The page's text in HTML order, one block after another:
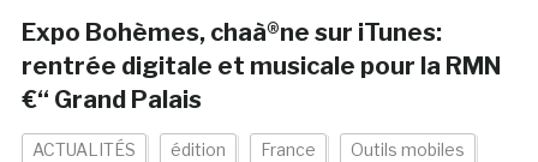
Expo Bohèmes, chaà®ne sur iTunes:
rentrée digitale et musicale pour la RMN
€“ Grand Palais
ACTUALITÉS édition France Outils mobiles